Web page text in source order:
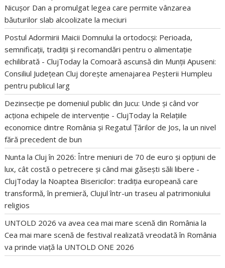
Nicușor Dan a promulgat legea care permite vânzarea
băuturilor slab alcoolizate la meciuri
Postul Adormirii Maicii Domnului la ortodocși: Perioada,
semnificații, tradiții și recomandări pentru o alimentație
echilibrată - ClujToday laComoară ascunsă din Munții Apuseni:
Consiliul Județean Cluj dorește amenajarea Peșterii Humpleu
pentru publicul larg
Dezinsecție pe domeniul public din Jucu: Unde și când vor
acționa echipele de intervenție - ClujToday la Relațiile
economice dintre România și Regatul Țărilor de Jos, la un nivel
fără precedent de bun
Nunta la Cluj în 2026: Între meniuri de 70 de euro și opțiuni de
lux, cât costă o petrecere și când mai găsești săli libere -
ClujToday la Noaptea Bisericilor: tradiția europeană care
transformă, în premieră, Clujul într-un traseu al patrimoniului
religios
UNTOLD 2026 va avea cea mai mare scenă din România la
Cea mai mare scenă de festival realizată vreodată în România
va prinde viață la UNTOLD ONE 2026